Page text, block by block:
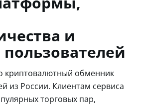
и
криптовалютный обменник
из России. Клиентам сервиса
торговых пар,